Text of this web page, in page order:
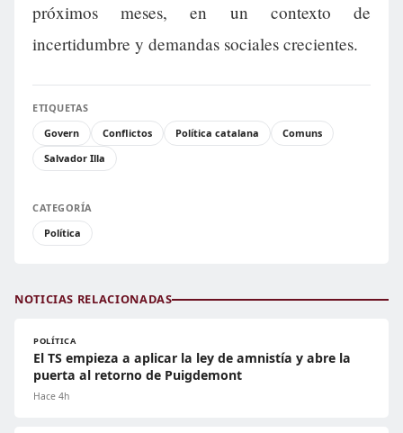
próximos meses, en un contexto de
incertidumbre y demandas sociales crecientes.
ETIQUETAS
Govern
Conflictos Política catalana
Comuns
Salvador Illa
CATEGORÍA
Política
NOTICIAS RELACIONADAS
POLÍTICA
El TS empieza a aplicar la ley de amnistía y abre la
puerta al retorno de Puigdemont
Hace 4h